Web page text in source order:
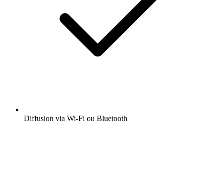
Diffusion via Wi-Fi ou Bluetooth